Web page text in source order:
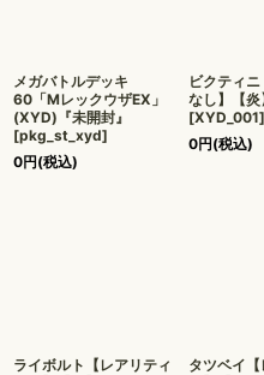
メガバトルデッキ
60「MレックウザEX」
(XYD)『未開封』
[pkg_st_xyd]
0円(税込)
ビクティ
なし】【炎
[XYD_001]
0円(税込)
ライボルト【レアリティ
タツベイ